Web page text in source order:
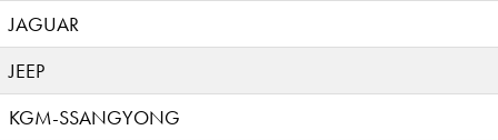
JAGUAR
JEEP
KGM-SSANGYONG